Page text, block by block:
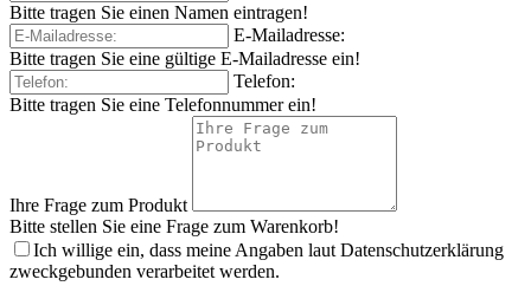
Bitte tragen Sie einen Namen eintragen!
E-Mailadresse:
Bitte tragen Sie eine gültige E-Mailadresse ein!
Telefon:
Bitte tragen Sie eine Telefonnummer ein!
Ihre Frage zum Produkt
Bitte stellen Sie eine Frage zum Warenkorb!
Ich willige ein, dass meine Angaben laut Datenschutzerklärung
zweckgebunden verarbeitet werden.